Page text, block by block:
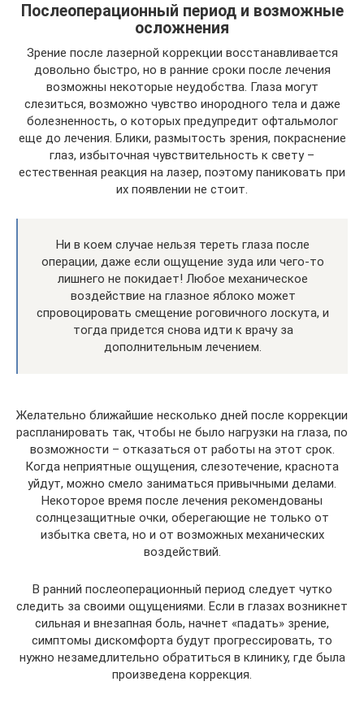
Послеоперационный период и возможные
осложнения
Зрение после лазерной коррекции восстанавливается
довольно быстро, но в ранние сроки после лечения
возможны некоторые неудобства. Глаза могут
слезиться, возможно чувство инородного тела и даже
болезненность, о которых предупредит офтальмолог
еще до лечения. Блики, размытость зрения, покраснение
глаз, избыточная чувствительность к свету –
естественная реакция на лазер, поэтому паниковать при
их появлении не стоит.
Ни в коем случае нельзя тереть глаза после
операции, даже если ощущение зуда или чего-то
лишнего не покидает! Любое механическое
воздействие на глазное яблоко может
спровоцировать смещение роговичного лоскута, и
тогда придется снова идти к врачу за
дополнительным лечением.
Желательно ближайшие несколько дней после коррекции
распланировать так, чтобы не было нагрузки на глаза, по
возможности – отказаться от работы на этот срок.
Когда неприятные ощущения, слезотечение, краснота
уйдут, можно смело заниматься привычными делами.
Некоторое время после лечения рекомендованы
солнцезащитные очки, оберегающие не только от
избытка света, но и от возможных механических
воздействий.
В ранний послеоперационный период следует чутко
следить за своими ощущениями. Если в глазах возникнет
сильная и внезапная боль, начнет «падать» зрение,
симптомы дискомфорта будут прогрессировать, то
нужно незамедлительно обратиться в клинику, где была
произведена коррекция.